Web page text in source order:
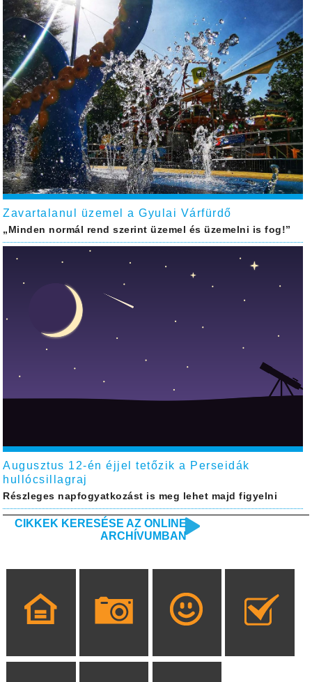
Zavartalanul üzemel a Gyulai Várfürdő
„Minden normál rend szerint üzemel és üzemelni is fog!”
Augusztus 12-én éjjel tetőzik a Perseidák
hullócsillagraj
Részleges napfogyatkozást is meg lehet majd figyelni
CIKKEK KERESÉSE AZ ONLINE
ARCHÍVUMBAN